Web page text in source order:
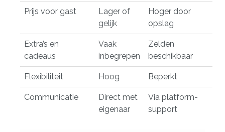
Prijs voor gast
Lager of
gelijk
Hoger door
opslag
Extra’s en
cadeaus
Vaak
inbegrepen
Zelden
beschikbaar
Flexibiliteit Hoog Beperkt
Communicatie
Direct met
eigenaar
Via platform-
support